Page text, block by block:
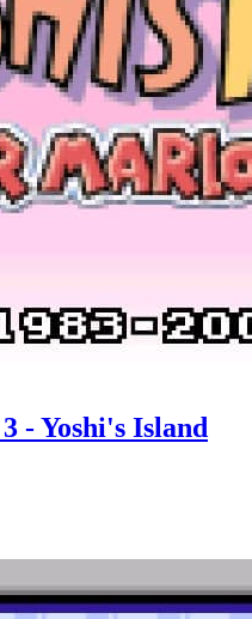
- Yoshi's Island